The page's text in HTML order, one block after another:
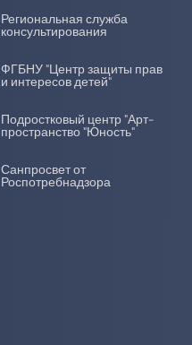
Региональная служба
консультирования
ФГБНУ "Центр защиты прав
и интересов детей"
Подростковый центр "Арт-
пространство "Юность"
Санпросвет от
Роспотребнадзора